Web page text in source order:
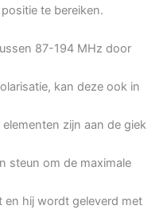
te bereiken.
87-194 MHz door
kan deze ook in
zijn aan de giek
steun om de maximale
en hij wordt geleverd met